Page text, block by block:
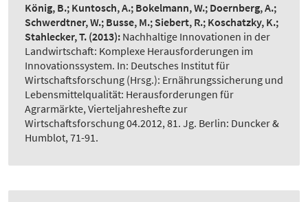
König, B.; Kuntosch, A.; Bokelmann, W.; Doernberg, A.;
Schwerdtner, W.; Busse, M.; Siebert, R.; Koschatzky, K.;
Stahlecker, T. (2013): Nachhaltige Innovationen in der
Landwirtschaft: Komplexe Herausforderungen im
Innovationssystem. In: Deutsches Institut für
Wirtschaftsforschung (Hrsg.): Ernährungssicherung und
Lebensmittelqualität: Herausforderungen für
Agrarmärkte, Vierteljahreshefte zur
Wirtschaftsforschung 04.2012, 81. Jg. Berlin: Duncker &
Humblot, 71-91.